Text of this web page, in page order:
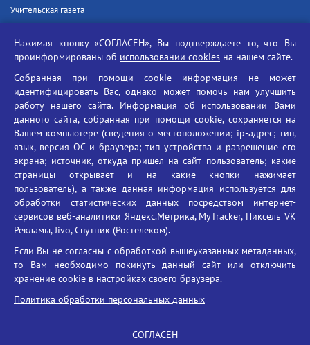
Учительская газета
Единый портал государственных услуг
Противодействие угрозам информационной безопасности
Социальные ролики - Генеральная прокуратура РФ
Противодействие коррупции
БГУ против наркотиков
Брянский государственный университет
имени академика И.Г. Петровского
Время работы: пн-пт 09:00-18:00
E-mail: bryanskgu@mail.ru
Телефон: +7(4832)58-90-85
Вход
Нажимая кнопку «СОГЛАСЕН», Вы подтверждаете то, что Вы
проинформированы об использовании cookies на нашем сайте.
Собранная при помощи cookie информация не может
идентифицировать Вас, однако может помочь нам улучшить
работу нашего сайта. Информация об использовании Вами
данного сайта, собранная при помощи cookie, сохраняется на
Вашем компьютере (сведения о местоположении; ip-адрес; тип,
язык, версия ОС и браузера; тип устройства и разрешение его
экрана; источник, откуда пришел на сайт пользователь; какие
страницы открывает и на какие кнопки нажимает
пользователь), а также данная информация используется для
обработки статистических данных посредством интернет-
сервисов веб-аналитики Яндекс.Метрика, MyTracker, Пиксель VK
Рекламы, Jivo, Спутник (Ростелеком).
Если Вы не согласны с обработкой вышеуказанных метаданных,
то Вам необходимо покинуть данный сайт или отключить
хранение cookie в настройках своего браузера.
Политика обработки персональных данных
СОГЛАСЕН